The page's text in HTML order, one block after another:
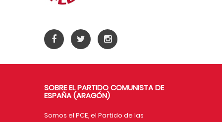
SOBRE EL PARTIDO COMUNISTA DE
ESPAÑA (ARAGÓN)
Somos el PCE, el Partido de las